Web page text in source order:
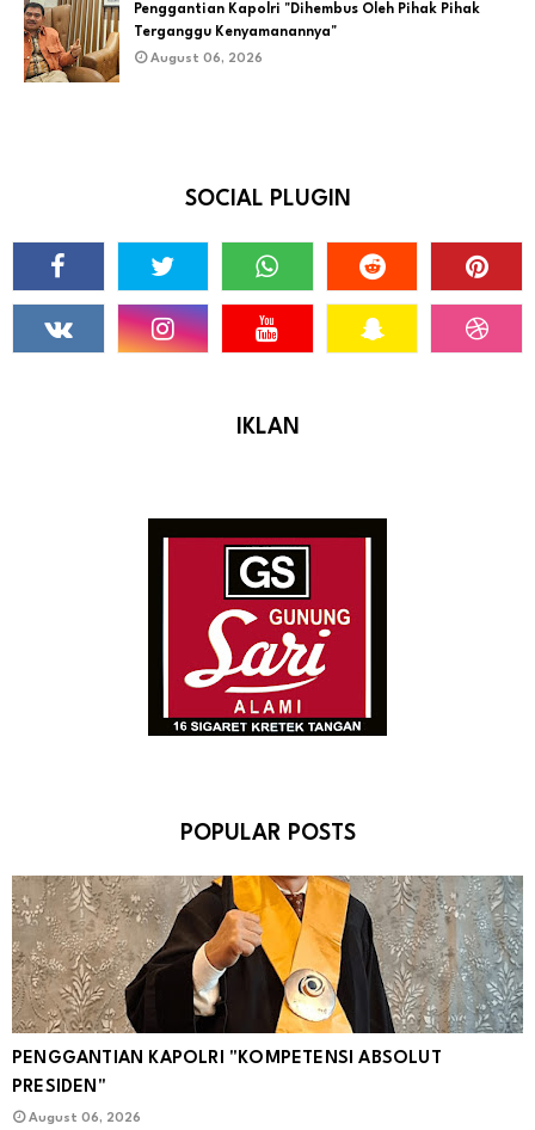
Penggantian Kapolri "Dihembus Oleh Pihak Pihak
Terganggu Kenyamanannya"
August 06, 2026
SOCIAL PLUGIN
IKLAN
POPULAR POSTS
PENGGANTIAN KAPOLRI "KOMPETENSI ABSOLUT
PRESIDEN"
August 06, 2026